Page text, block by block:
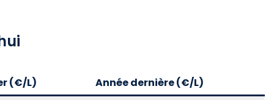
(€/L)
Année dernière (€/L)